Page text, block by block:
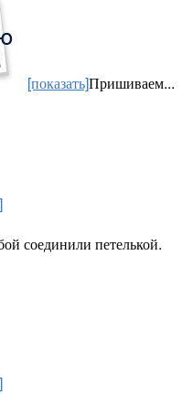
[показать]Пришиваем...
соединили петелькой.